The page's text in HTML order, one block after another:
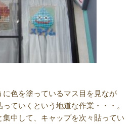
に色を塗っているマス目を見なが
ていくという地道な作業・・・。
中して、キャップを次々貼ってい